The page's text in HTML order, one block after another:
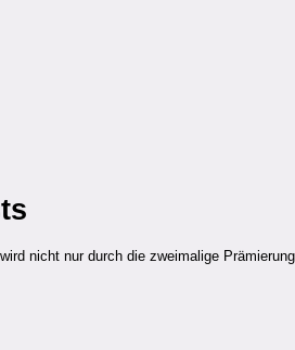
nicht nur durch die zweimalige